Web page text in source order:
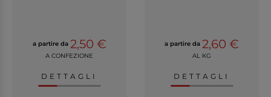
a partire da 2,50 €
A CONFEZIONE
DETTAGLI
a partire da 2,60 €
AL KG
DETTAGLI